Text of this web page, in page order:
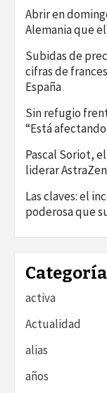
Abrir en
Alemania que
Subidas de
cifras de
España
Sin refugio
“Está
Pascal Soriot, el
liderar
Las claves: el
poderosa que
activa
Actualidad
alias
años